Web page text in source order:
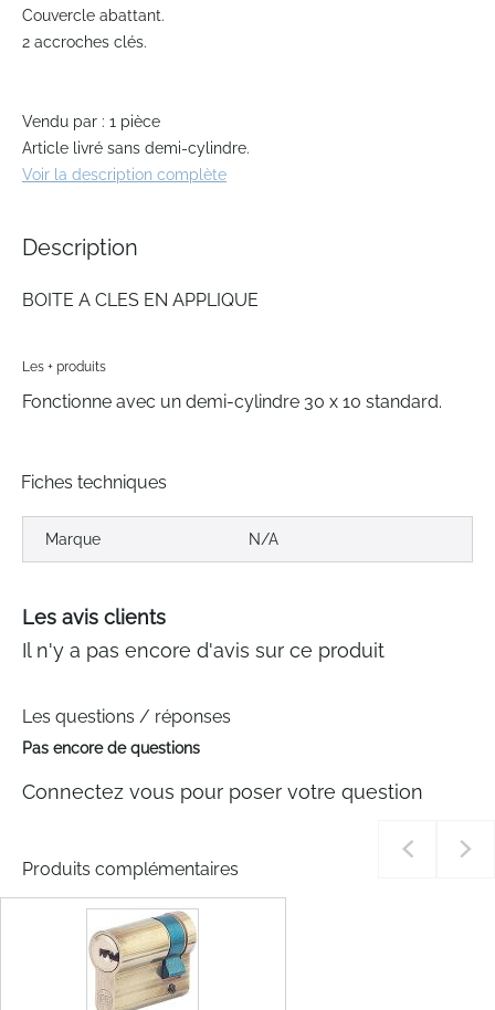
of
the
Couvercle abattant.
2 accroches clés.
Vendu par : 1 pièce
Article livré sans demi-cylindre.
Voir la description complète
Description
BOITE A CLES EN APPLIQUE
Les + produits
Fonctionne avec un demi-cylindre 30 x 10 standard.
Fiches techniques
Marque N/A
Les avis clients
Il n'y a pas encore d'avis sur ce produit
Les questions / réponses
Pas encore de questions
Connectez vous pour poser votre question
Produits complémentaires